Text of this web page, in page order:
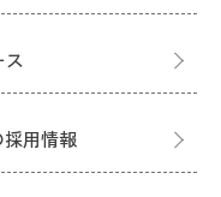
ス
用情報